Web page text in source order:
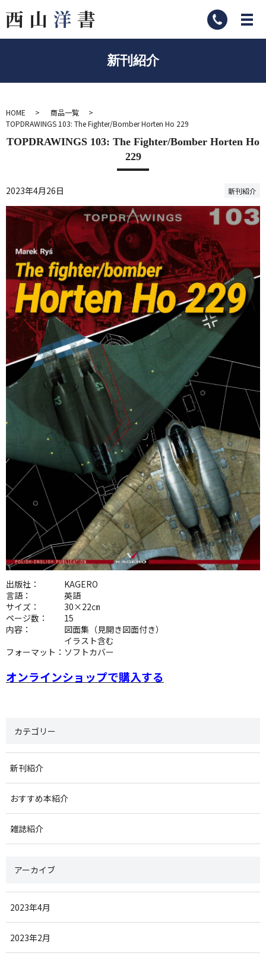
新刊紹介
HOME
商品一覧
TOPDRAWINGS 103: The Fighter/Bomber Horten Ho 229
TOPDRAWINGS 103: The Fighter/Bomber Horten Ho
229
2023年4月26日 新刊紹介
出版社： KAGERO
言語： 英語
サイズ： 30×22㎝
ページ数： 15
内容： 図面集（見開き図面付き）
イラスト含む
フォーマット：ソフトカバー
オンラインショップで購入する
カテゴリー
新刊紹介
おすすめ本紹介
雑誌紹介
アーカイブ
2023年4月
2023年2月